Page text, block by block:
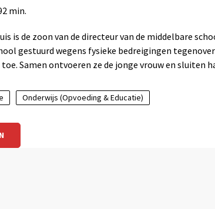
min.
is de zoon van de directeur van de middelbare
gestuurd wegens fysieke bedreigingen
Samen ontvoeren ze de jonge vrouw en sluiten
Onderwijs (Opvoeding & Educatie)